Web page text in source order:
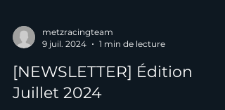
metzracingteam
9 juil. 2024
1 min de lecture
[NEWSLETTER] Édition
Juillet 2024